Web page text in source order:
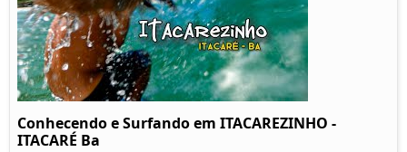
Conhecendo e Surfando em ITACAREZINHO -
ITACARÉ Ba